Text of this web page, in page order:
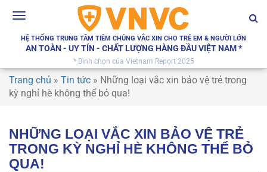
Toggle
HỆ THỐNG TRUNG TÂM TIÊM CHỦNG VẮC XIN CHO TRẺ EM & NGƯỜI LỚN
AN TOÀN - UY TÍN - CHẤT LƯỢNG HÀNG ĐẦU VIỆT NAM *
* Bình chọn của Vietnam Report 2025
Trang chủ » Tin tức » Những loại vắc xin bảo vệ trẻ trong
kỳ nghỉ hè không thể bỏ qua!
NHỮNG LOẠI VẮC XIN BẢO VỆ TRẺ
TRONG KỲ NGHỈ HÈ KHÔNG THỂ BỎ
QUA!